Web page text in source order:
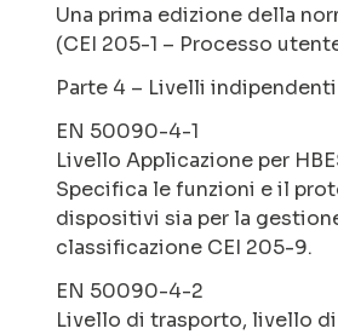
Una prima edizione della
(CEI 205-1 – Processo
Parte 4 – Livelli
EN 50090-4-1
Livello Applicazione per
Specifica le funzioni e il
dispositivi sia per la
classificazione CEI 205-9.
EN 50090-4-2
Livello di trasporto, livello